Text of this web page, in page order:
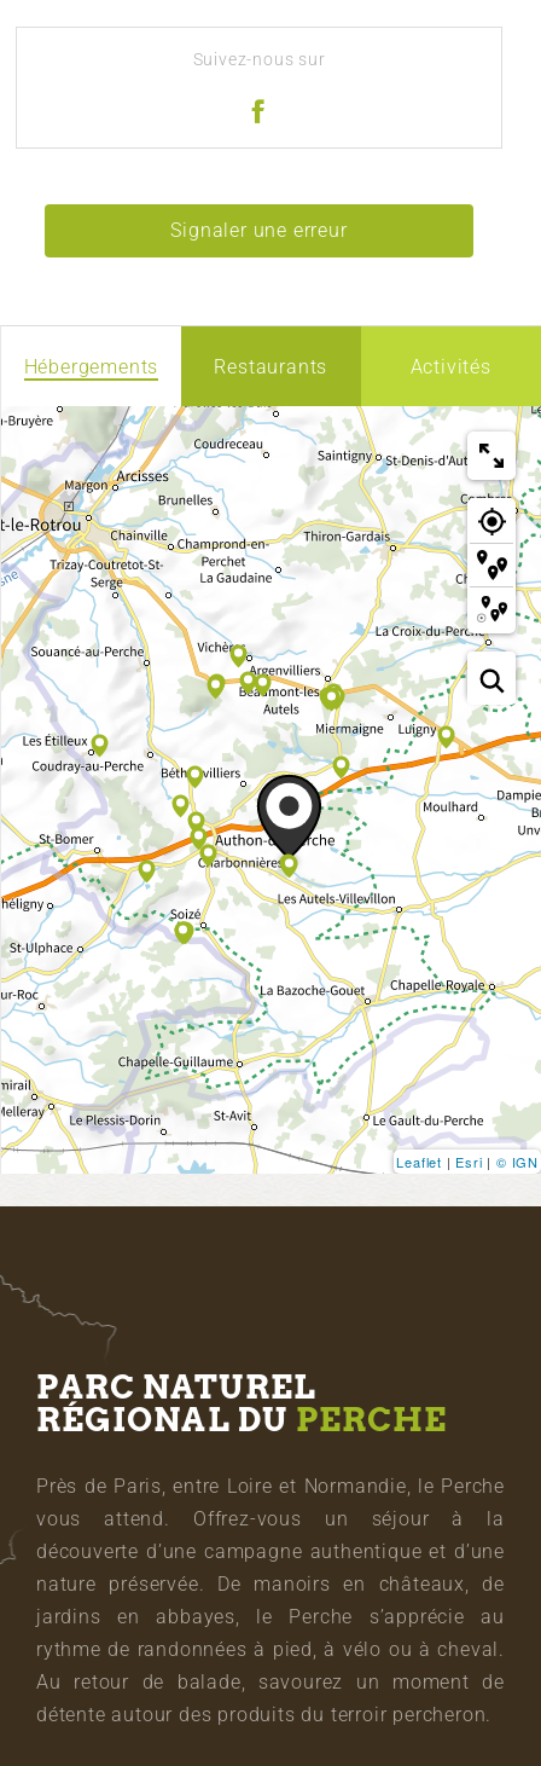
Suivez-nous sur
Signaler une erreur
Hébergements Restaurants Activités
Leaflet | Esri | © IGN
PARC NATUREL
RÉGIONAL DU PERCHE
Près de Paris, entre Loire et Normandie, le Perche
vous attend. Offrez-vous un séjour à la
découverte d’une campagne authentique et d’une
nature préservée. De manoirs en châteaux, de
jardins en abbayes, le Perche s’apprécie au
rythme de randonnées à pied, à vélo ou à cheval.
Au retour de balade, savourez un moment de
détente autour des produits du terroir percheron.